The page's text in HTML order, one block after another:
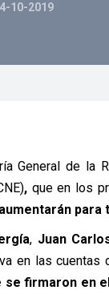
10-2019
General de la
,que en los
, Juan
en las cuentas
firmaron en